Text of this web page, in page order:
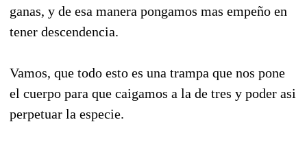
ganas, y de esa manera pongamos mas empeño en
tener descendencia.
Vamos, que todo esto es una trampa que nos pone
el cuerpo para que caigamos a la de tres y poder asi
perpetuar la especie.